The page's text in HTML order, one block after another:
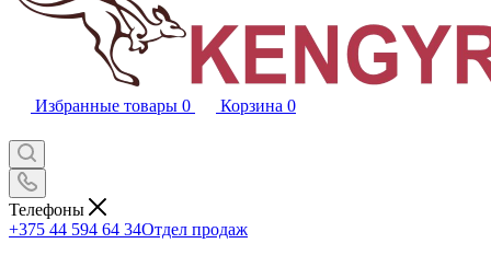
Избранные товары 0 Корзина 0
Телефоны
+375 44 594 64 34Отдел продаж